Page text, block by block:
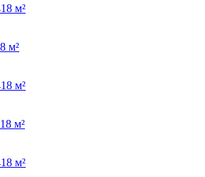
м²
м²
м²
м²
м²